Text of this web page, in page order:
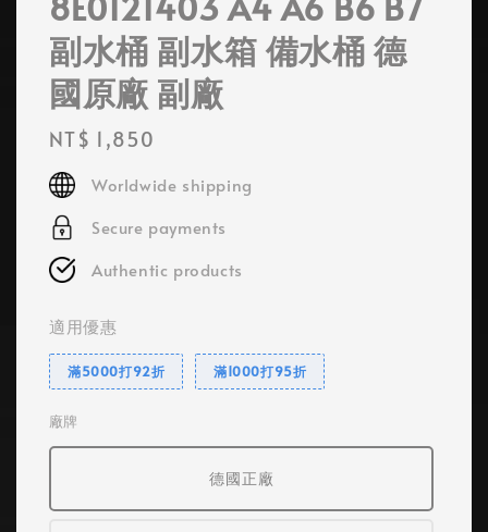
副水桶 副水箱 備水桶 德
國原廠 副廠
Regular
price
NT$ 1,850
Worldwide shipping
Secure payments
Authentic products
適用優惠
滿5000打92折 滿1000打95折
廠牌
德國正廠